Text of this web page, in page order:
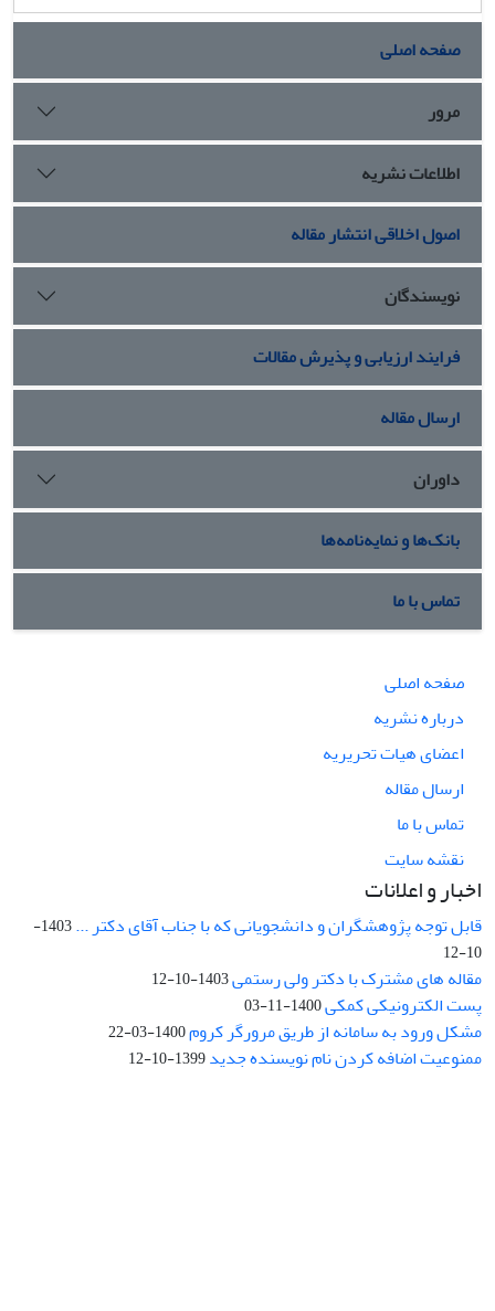
صفحه اصلی
مرور
اطلاعات نشریه
اصول اخلاقی انتشار مقاله
نویسندگان
فرایند ارزیابی و پذیرش مقالات
ارسال مقاله
داوران
بانک‌ها و نمایه‌نامه‌ها
تماس با ما
صفحه اصلی
درباره نشریه
اعضای هیات تحریریه
ارسال مقاله
تماس با ما
نقشه سایت
اخبار و اعلانات
قابل توجه پژوهشگران و دانشجویانی که با جناب آقای دکتر ...
1403-
10-12
مقاله های مشترک با دکتر ولی رستمی1403-10-12
پست الکترونیکی کمکی1400-11-03
مشکل ورود به سامانه از طریق مرورگر کروم1400-03-22
ممنوعیت اضافه کردن نام نویسنده جدید1399-10-12